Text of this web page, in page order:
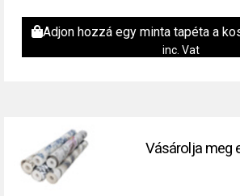
Adjon hozzá egy minta tapéta a
inc. Vat
Vásárolja meg